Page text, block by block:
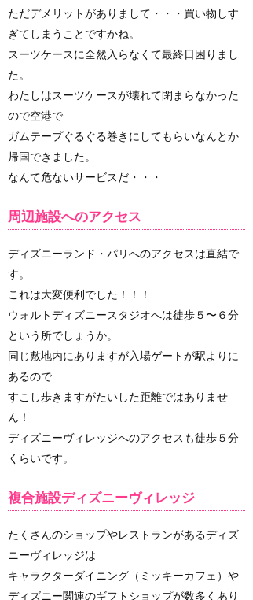
ただデメリットがありまして・・・買い物しす
ぎてしまうことですかね。
スーツケースに全然入らなくて最終日困りまし
た。
わたしはスーツケースが壊れて閉まらなかった
ので空港で
ガムテープぐるぐる巻きにしてもらいなんとか
帰国できました。
なんて危ないサービスだ・・・
周辺施設へのアクセス
ディズニーランド・パリへのアクセスは直結で
す。
これは大変便利でした！！！
ウォルトディズニースタジオへは徒歩５〜６分
という所でしょうか。
同じ敷地内にありますが入場ゲートが駅よりに
あるので
すこし歩きますがたいした距離ではありませ
ん！
ディズニーヴィレッジへのアクセスも徒歩５分
くらいです。
複合施設ディズニーヴィレッジ
たくさんのショップやレストランがあるディズ
ニーヴィレッジは
キャラクターダイニング（ミッキーカフェ）や
ディズニー関連のギフトショップが数多くあり